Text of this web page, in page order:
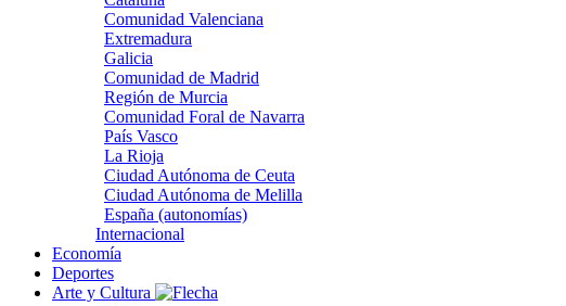
Comunidad Valenciana
Extremadura
Galicia
Comunidad de Madrid
Región de Murcia
Comunidad Foral de Navarra
País Vasco
La Rioja
Ciudad Autónoma de Ceuta
Ciudad Autónoma de Melilla
España (autonomías)
Internacional
Economía
Deportes
Arte y Cultura